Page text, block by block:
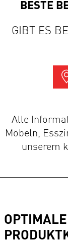
BESTE
GIBT ES
Alle
Möbeln,
unserem
OPTIMALE